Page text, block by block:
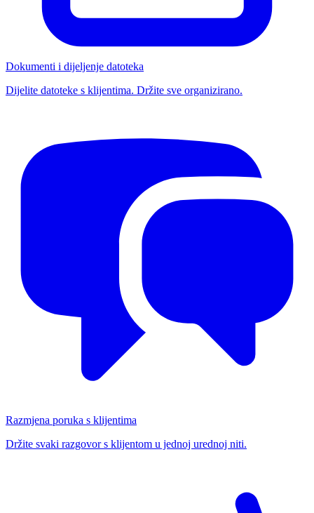
Dokumenti i dijeljenje datoteka
Dijelite datoteke s klijentima. Držite sve organizirano.
Razmjena poruka s klijentima
Držite svaki razgovor s klijentom u jednoj urednoj niti.